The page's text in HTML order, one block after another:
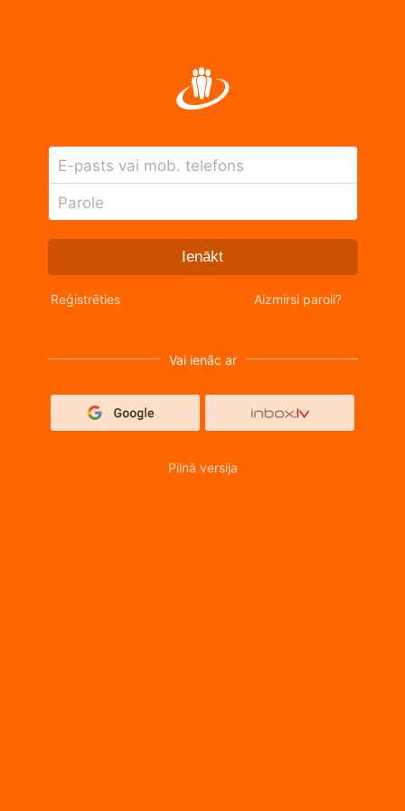
E-pasts vai mob. telefons
Parole
Ienākt
Reģistrēties Aizmirsi paroli?
Vai ienāc ar
Pilnā versija